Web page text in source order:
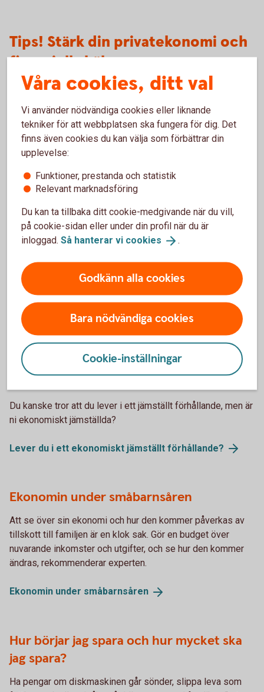
Tips! Stärk din privatekonomi och
finansiella hälsa
Hur mår din ekonomi?
God finansiell hälsa handlar om kunskap och förmåga att
hantera sin privatekonomi. När du har koll på din ekonomi
och vet hur du kan påverka den, kan du också ta kontroll och
öka din ekonomiska trygghet och frihet.
Öka din finansiellahälsa
5 tips när du flyttar ihop
Har relationen tagit ett nytt kliv och ni har bestämt er för att
flytta ihop? Eller kanske är ni två vänner som slår era påsar
ihop? Oavsett anledning finns det några saker som är bra
att tänka igenom innan flyttlasset går.
Flytta i hop - tänk på dethär
Du kanske tror att du lever i ett jämställt förhållande, men är
ni ekonomiskt jämställda?
Lever du i ett ekonomiskt jämställt förhållande?
Ekonomin under småbarnsåren
Att se över sin ekonomi och hur den kommer påverkas av
tillskott till familjen är en klok sak. Gör en budget över
nuvarande inkomster och utgifter, och se hur den kommer
ändras, rekommenderar experten.
Ekonomin under småbarnsåren
Hur börjar jag spara och hur mycket ska
jag spara?
Ha pengar om diskmaskinen går sönder, slippa leva som
Våra cookies, ditt val
Vi använder nödvändiga cookies eller liknande
tekniker för att webbplatsen ska fungera för dig. Det
finns även cookies du kan välja som förbättrar din
upplevelse:
Funktioner, prestanda och statistik
Relevant marknadsföring
Du kan ta tillbaka ditt cookie-medgivande när du vill,
på cookie-sidan eller under din profil när du är
inloggad. Så hanterar vi cookies .
Godkänn alla cookies
Bara nödvändiga cookies
Cookie-inställningar